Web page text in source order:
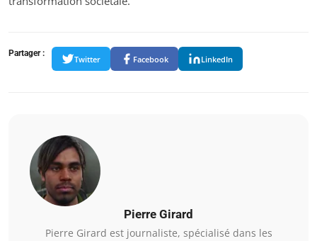
Partager :
Twitter Facebook LinkedIn
Pierre Girard
Pierre Girard est journaliste, spécialisé dans les